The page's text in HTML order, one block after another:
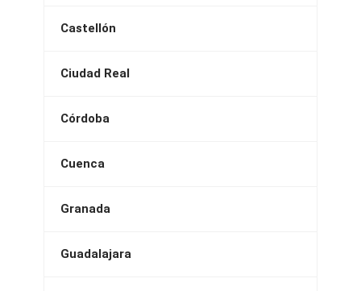
Castellón
Ciudad Real
Córdoba
Cuenca
Granada
Guadalajara